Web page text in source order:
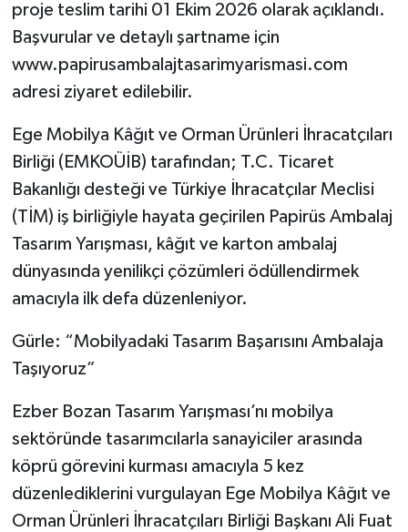
proje teslim tarihi 01 Ekim 2026 olarak açıklandı.
Başvurular ve detaylı şartname için
www.papirusambalajtasarimyarismasi.com
adresi ziyaret edilebilir.
Ege Mobilya Kâğıt ve Orman Ürünleri İhracatçıları
Birliği (EMKOÜİB) tarafından; T.C. Ticaret
Bakanlığı desteği ve Türkiye İhracatçılar Meclisi
(TİM) iş birliğiyle hayata geçirilen Papirüs Ambalaj
Tasarım Yarışması, kâğıt ve karton ambalaj
dünyasında yenilikçi çözümleri ödüllendirmek
amacıyla ilk defa düzenleniyor.
Gürle: “Mobilyadaki Tasarım Başarısını Ambalaja
Taşıyoruz”
Ezber Bozan Tasarım Yarışması’nı mobilya
sektöründe tasarımcılarla sanayiciler arasında
köprü görevini kurması amacıyla 5 kez
düzenlediklerini vurgulayan Ege Mobilya Kâğıt ve
Orman Ürünleri İhracatçıları Birliği Başkanı Ali Fuat